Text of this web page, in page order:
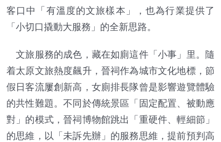
客口中「有溫度的文旅樣本」，也為行業提供了
「小切口撬動大服務」的全新思路。
文旅服務的成色，藏在如廁這件「小事」里。隨
着太原文旅熱度飆升，晉祠作為城市文化地標，節
假日客流屢創新高，女廁排長隊曾是影響遊覽體驗
的共性難題。不同於傳統景區「固定配置、被動應
對」的模式，晉祠博物館跳出「重硬件、輕細節」
的思維，以「未訴先辦」的服務思維，提前預判高